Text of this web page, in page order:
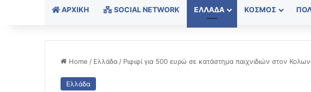
ΑΡΧΙΚΉ SOCIAL NETWORK ΕΛΛΆΔΑ ΚΌΣΜΟΣ
Home / Ελλάδα / Ριφιφί για 500 ευρώ σε κατάστημα παιχνιδιών στον
Ελλάδα